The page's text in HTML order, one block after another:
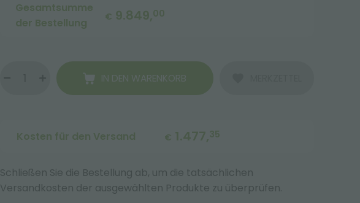
Gesamtsumme
der Bestellung
€ 9.849,00
IN DEN WARENKORB
Kosten für den Versand € 1.477,35
Schließen Sie die Bestellung ab, um die tatsächlichen
Versandkosten der ausgewählten Produkte zu überprüfen.